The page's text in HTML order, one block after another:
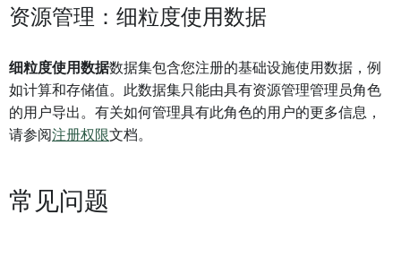
资源管理：细粒度使用数据
细粒度使用数据数据集包含您注册的基础设施使用数据，例
如计算和存储值。此数据集只能由具有资源管理管理员角色
的用户导出。有关如何管理具有此角色的用户的更多信息，
请参阅注册权限文档。
常见问题